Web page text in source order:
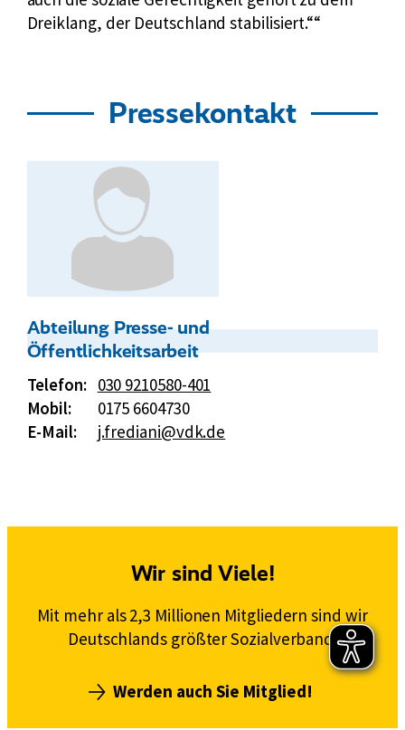
Dreiklang, der Deutschland stabilisiert.“
Pressekontakt
Kontakt:
Abteilung Presse- und
Öffentlichkeitsarbeit
Telefon: 030 9210580-401
Mobil:
0175 6604730
E-Mail:
j.frediani@vdk.de
Wir sind Viele!
Mit mehr als 2,3 Millionen Mitgliedern sind wir
Deutschlands größter Sozialverband.
Werden auch Sie Mitglied!